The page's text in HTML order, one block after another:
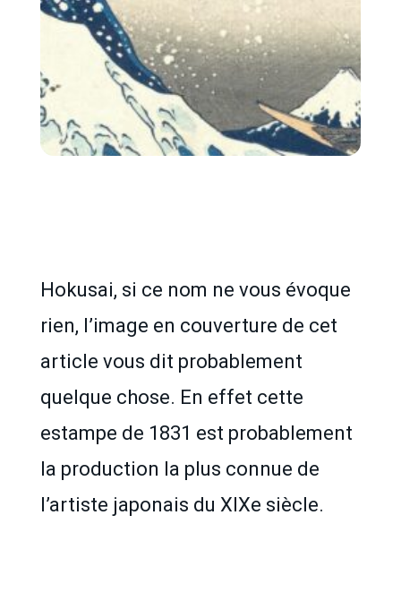
Hokusai, si ce nom ne vous évoque
rien, l’image en couverture de cet
article vous dit probablement
quelque chose. En effet cette
estampe de 1831 est probablement
la production la plus connue de
l’artiste japonais du XIXe siècle.